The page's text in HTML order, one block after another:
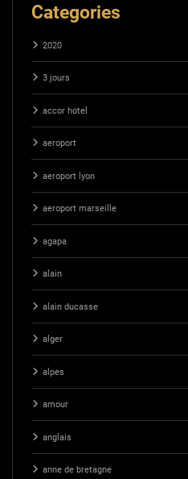
Categories
2020
3 jours
accor hotel
aeroport
aeroport lyon
aeroport marseille
agapa
alain
alain ducasse
alger
alpes
amour
anglais
anne de bretagne